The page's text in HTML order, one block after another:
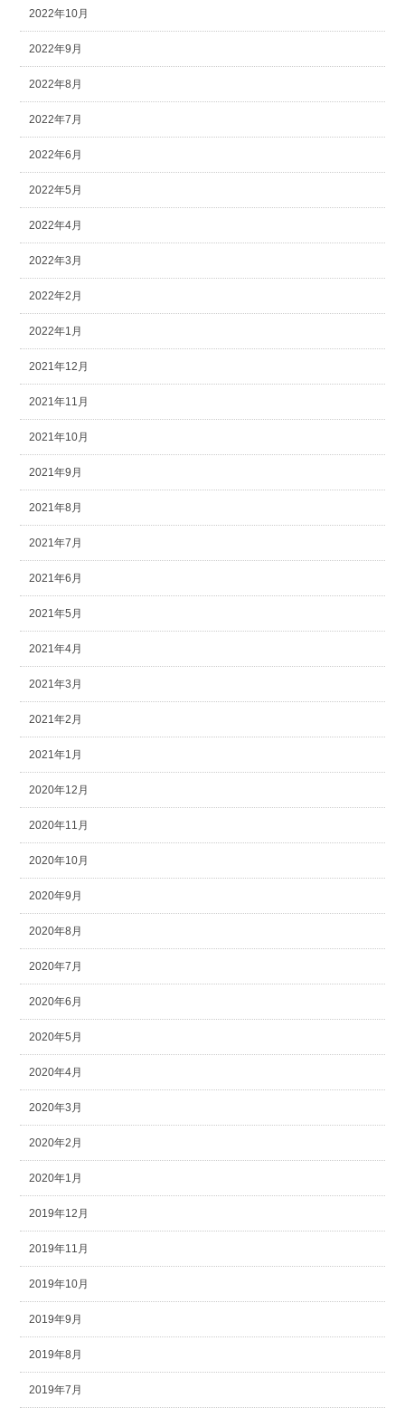
2022年10月
2022年9月
2022年8月
2022年7月
2022年6月
2022年5月
2022年4月
2022年3月
2022年2月
2022年1月
2021年12月
2021年11月
2021年10月
2021年9月
2021年8月
2021年7月
2021年6月
2021年5月
2021年4月
2021年3月
2021年2月
2021年1月
2020年12月
2020年11月
2020年10月
2020年9月
2020年8月
2020年7月
2020年6月
2020年5月
2020年4月
2020年3月
2020年2月
2020年1月
2019年12月
2019年11月
2019年10月
2019年9月
2019年8月
2019年7月